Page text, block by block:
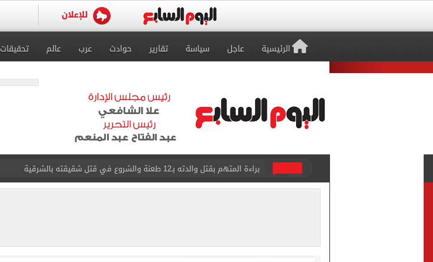
الرئيسية عاجل سياسة تقارير حوادث عرب عالم تحقيقات
بيتسو موسيماني مديرا فنيا لمنتخب جنوب أفريقيا
كل شيء يبدأ من العقل.. رسالة غامضة من عبد الله السعيد بعد غيابه عن الزمالك
تقارير: الأهلى يضع اللمسات الأخيرة على صفقة جوردان مينديز